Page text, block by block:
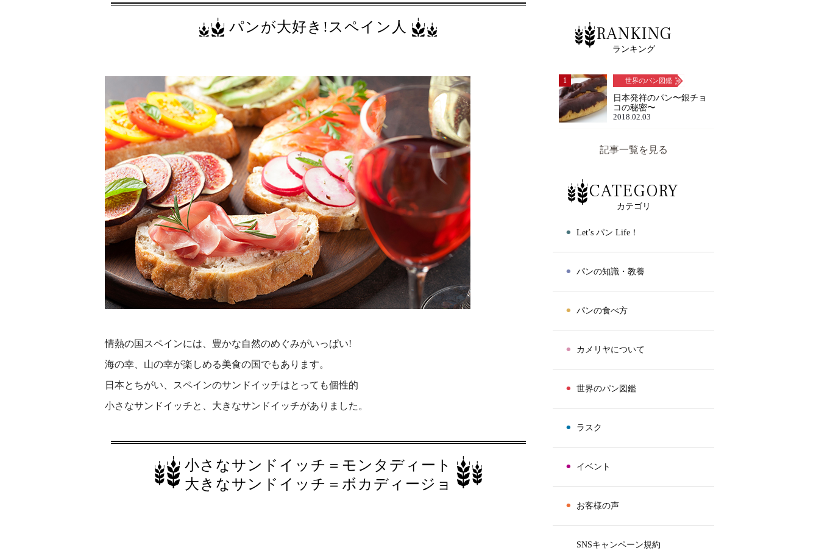
パンが大好き!スペイン人
情熱の国スペインには、豊かな自然のめぐみがいっぱい!
海の幸、山の幸が楽しめる美食の国でもあります。
日本とちがい、スペインのサンドイッチはとっても個性的
小さなサンドイッチと、大きなサンドイッチがありました。
小さなサンドイッチ＝モンタディート
大きなサンドイッチ＝ボカディージョ
RANKING
ランキング
1 世界のパン図鑑
日本発祥のパン〜銀チョ
コの秘密〜
2018.02.03
記事一覧を見る
CATEGORY
カテゴリ
⚫︎ Let’s パン Life！
⚫︎ パンの知識・教養
⚫︎ パンの食べ方
⚫︎ カメリヤについて
⚫︎ 世界のパン図鑑
⚫︎ ラスク
⚫︎ イベント
⚫︎ お客様の声
SNSキャンペーン規約